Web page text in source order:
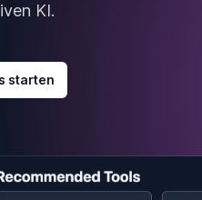
KI.
starten